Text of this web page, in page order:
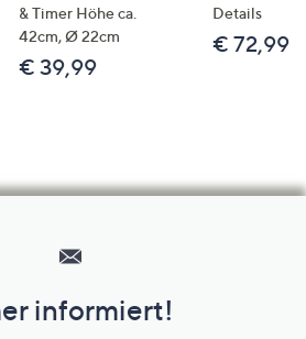
& Timer Höhe ca.
42cm, Ø 22cm
€ 39,99
Details
€ 72,99
informiert!